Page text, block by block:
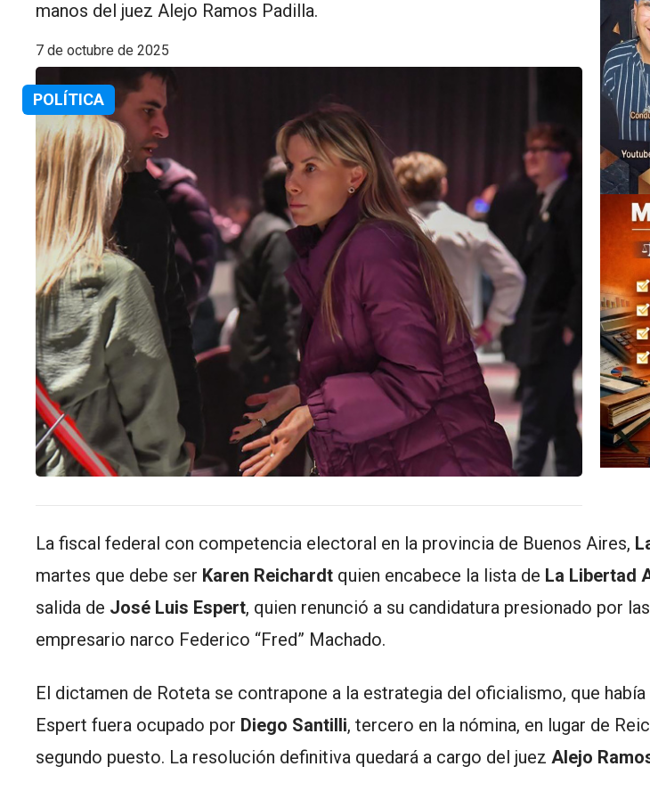
manos del juez Alejo Ramos Padilla.
7 de octubre de 2025
POLÍTICA
La fiscal federal con competencia electoral en la provincia de Buenos Aires,
martes que debe ser Karen Reichardt quien encabece la lista de La Libertad
salida de José Luis Espert, quien renunció a su candidatura presionado por
empresario narco Federico “Fred” Machado.
El dictamen de Roteta se contrapone a la estrategia del oficialismo, que
Espert fuera ocupado por Diego Santilli, tercero en la nómina, en lugar de
segundo puesto. La resolución definitiva quedará a cargo del juez Alejo